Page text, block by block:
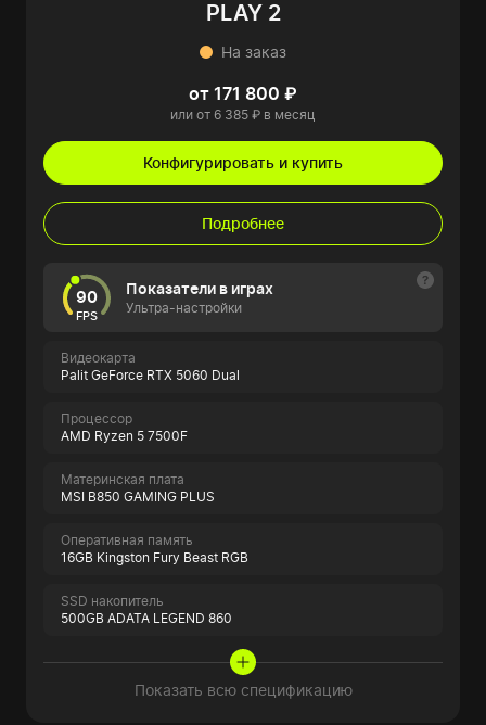
PLAY 2
На заказ
от 171 800 ₽
или от 6 385 ₽ в месяц
Конфигурировать и купить
Подробнее
90
FPS
Показатели в играх
Ультра-настройки
Видеокарта
Palit GeForce RTX 5060 Dual
Процессор
AMD Ryzen 5 7500F
Материнская плата
MSI B850 GAMING PLUS
Оперативная память
16GB Kingston Fury Beast RGB
SSD накопитель
500GB ADATA LEGEND 860
Показать всю спецификацию